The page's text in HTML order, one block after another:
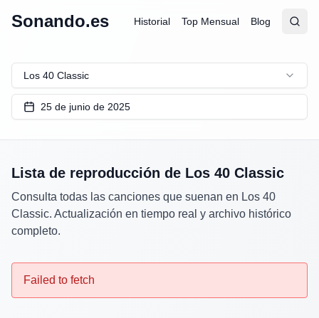
Sonando.es Historial Top Mensual Blog
Abrir
Los 40 Classic
25 de junio de 2025
Lista de reproducción de Los 40 Classic
Consulta todas las canciones que suenan en Los 40
Classic. Actualización en tiempo real y archivo histórico
completo.
Failed to fetch